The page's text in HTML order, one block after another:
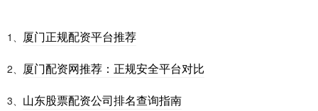
1、 厦门正规配资平台推荐
2、 厦门配资网推荐：正规安全平台对比
3、 山东股票配资公司排名查询指南